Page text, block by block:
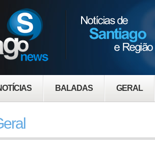
BALADAS GERAL